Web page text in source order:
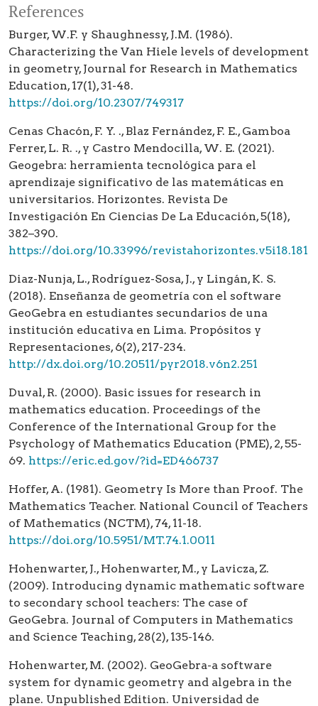
References
Burger, W.F. y Shaughnessy, J.M. (1986).
Characterizing the Van Hiele levels of development
in geometry, Journal for Research in Mathematics
Education, 17(1), 31-48.
https://doi.org/10.2307/749317
Cenas Chacón, F. Y. ., Blaz Fernández, F. E., Gamboa
Ferrer, L. R. ., y Castro Mendocilla, W. E. (2021).
Geogebra: herramienta tecnológica para el
aprendizaje significativo de las matemáticas en
universitarios. Horizontes. Revista De
Investigación En Ciencias De La Educación, 5(18),
382–390.
https://doi.org/10.33996/revistahorizontes.v5i18.181
Diaz-Nunja, L., Rodríguez-Sosa, J., y Lingán, K. S.
(2018). Enseñanza de geometría con el software
GeoGebra en estudiantes secundarios de una
institución educativa en Lima. Propósitos y
Representaciones, 6(2), 217-234.
http://dx.doi.org/10.20511/pyr2018.v6n2.251
Duval, R. (2000). Basic issues for research in
mathematics education. Proceedings of the
Conference of the International Group for the
Psychology of Mathematics Education (PME), 2, 55-
69. https://eric.ed.gov/?id=ED466737
Hoffer, A. (1981). Geometry Is More than Proof. The
Mathematics Teacher. National Council of Teachers
of Mathematics (NCTM), 74, 11-18.
https://doi.org/10.5951/MT.74.1.0011
Hohenwarter, J., Hohenwarter, M., y Lavicza, Z.
(2009). Introducing dynamic mathematic software
to secondary school teachers: The case of
GeoGebra. Journal of Computers in Mathematics
and Science Teaching, 28(2), 135-146.
Hohenwarter, M. (2002). GeoGebra-a software
system for dynamic geometry and algebra in the
plane. Unpublished Edition. Universidad de